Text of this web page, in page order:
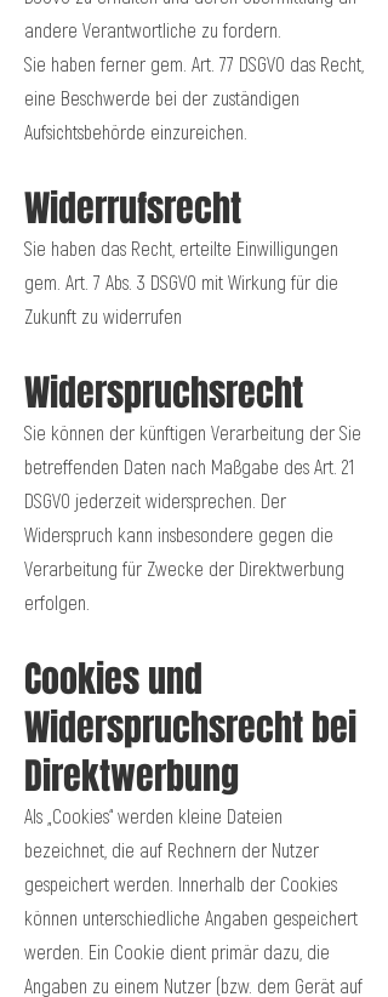
andere Verantwortliche zu fordern.
Sie haben ferner gem. Art. 77 DSGVO das Recht,
eine Beschwerde bei der zuständigen
Aufsichtsbehörde einzureichen.
Widerrufsrecht
Sie haben das Recht, erteilte Einwilligungen
gem. Art. 7 Abs. 3 DSGVO mit Wirkung für die
Zukunft zu widerrufen
Widerspruchsrecht
Sie können der künftigen Verarbeitung der Sie
betreffenden Daten nach Maßgabe des Art. 21
DSGVO jederzeit widersprechen. Der
Widerspruch kann insbesondere gegen die
Verarbeitung für Zwecke der Direktwerbung
erfolgen.
Cookies und
Widerspruchsrecht bei
Direktwerbung
Als „Cookies“ werden kleine Dateien
bezeichnet, die auf Rechnern der Nutzer
gespeichert werden. Innerhalb der Cookies
können unterschiedliche Angaben gespeichert
werden. Ein Cookie dient primär dazu, die
Angaben zu einem Nutzer (bzw. dem Gerät auf